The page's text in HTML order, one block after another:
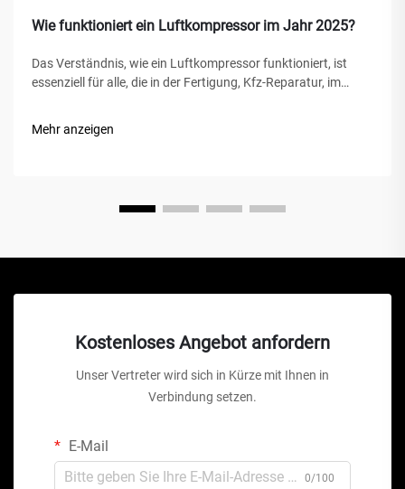
Wie funktioniert ein Luftkompressor im Jahr 2025?
Das Verständnis, wie ein Luftkompressor funktioniert, ist
essenziell für alle, die in der Fertigung, Kfz-Reparatur, im
Energie in potenzielle Energie umwandelt...
Mehr anzeigen
Kostenloses Angebot anfordern
Unser Vertreter wird sich in Kürze mit Ihnen in
Verbindung setzen.
E-Mail
0/100